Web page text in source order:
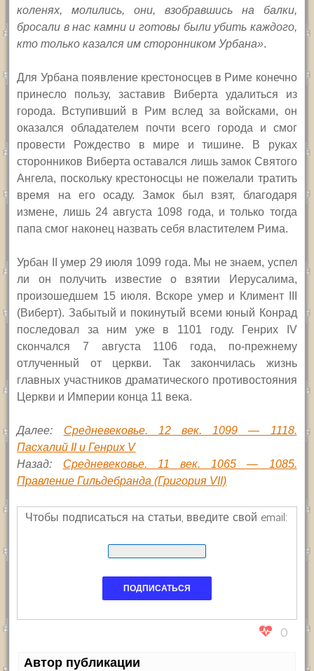
коленях, молились, они, взобравшись на балки,
бросали в нас камни и готовы были убить каждого,
кто только казался им сторонником Урбана».
Для Урбана появление крестоносцев в Риме конечно
принесло пользу, заставив Виберта удалиться из
города. Вступивший в Рим вслед за войсками, он
оказался обладателем почти всего города и смог
провести Рождество в мире и тишине. В руках
сторонников Виберта оставался лишь замок Святого
Ангела, поскольку крестоносцы не пожелали тратить
время на его осаду. Замок был взят, благодаря
измене, лишь 24 августа 1098 года, и только тогда
папа смог наконец назвать себя властителем Рима.
Урбан IIумер 29 июля 1099 года. Мы не знаем, успел
ли он получить известие о взятии Иерусалима,
произошедшем 15 июля. Вскоре умер и Климент
(Виберт). Забытый и покинутый всеми юный Конрад
последовал за ним уже в 1101 году. Генрих
IV
скончался 7 августа 1106 года, по-прежнему
отлученный от церкви. Так закончилась жизнь
главных участников драматического противостояния
Церкви и Империи конца 11 века.
Далее: Средневековье. 12 век. 1099 — 1118.
Пасхалий II и Генрих V
Назад: Средневековье. 11 век. 1065 — 1085.
Правление Гильдебранда (Григория VII)
Чтобы подписаться на статьи, введите свой email:
0
Автор публикации